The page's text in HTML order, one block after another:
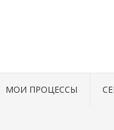
МОИ ПРОЦЕССЫ